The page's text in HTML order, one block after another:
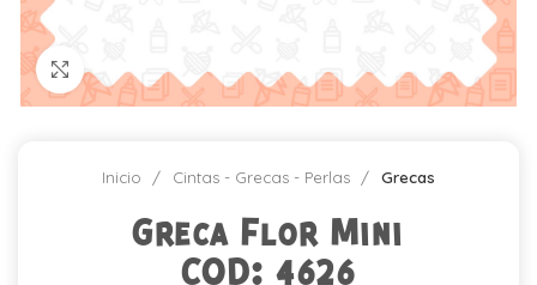
Click para agrandar
Inicio Cintas - Grecas - Perlas Grecas
Greca Flor Mini
COD: 4626